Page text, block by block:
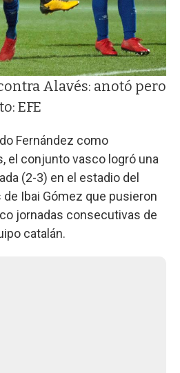
Alavés: anotó pero
EFE
Fernández como
el conjunto vasco logró una
(2-3) en el estadio del
Ibai Gómez que pusieron
jornadas consecutivas de
catalán.